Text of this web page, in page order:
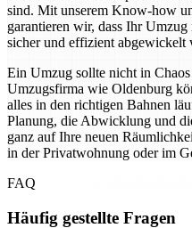
sind. Mit unserem Know-how
garantieren wir, dass Ihr
sicher und effizient abgewickelt
Ein Umzug sollte nicht in
Umzugsfirma wie Oldenburg
alles in den richtigen Bahnen
Planung, die Abwicklung und
ganz auf Ihre neuen
in der Privatwohnung oder im
FAQ
Häufig gestellte Fragen